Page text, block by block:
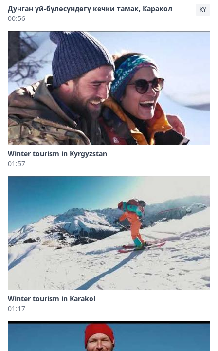
Дунган үй-бүлөсүндөгү кечки тамак, Каракол
00:56
KY
Winter tourism in Kyrgyzstan
01:57
Winter tourism in Karakol
01:17